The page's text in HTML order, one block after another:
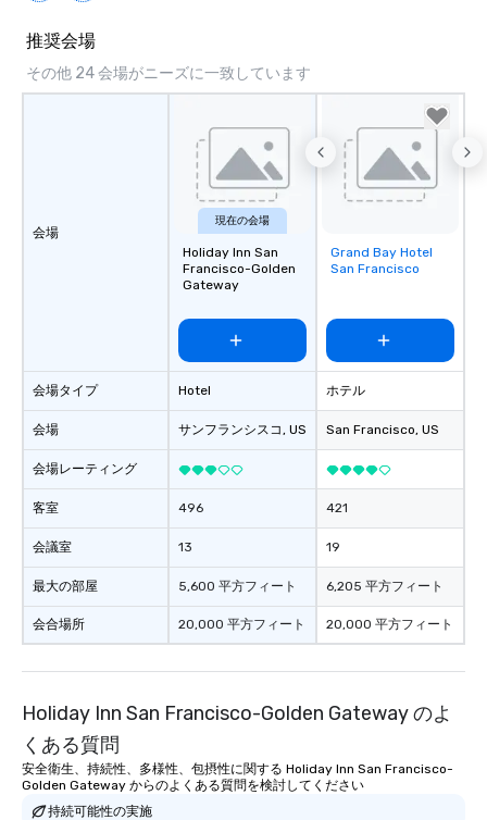
推奨会場
その他 24 会場がニーズに一致しています
会場
会場タイプ
会場
会場レーティング
客室
会議室
最大の部屋
会合場所
現在の会場
Holiday Inn San
Francisco-Golden
Gateway
Hotel
サンフランシスコ, US
496
13
5,600 平方フィート
20,000 平方フィート
Removed from
favorites
Grand Bay Hotel
San Francisco
ホテル
San Francisco, US
421
19
6,205 平方フィート
20,000 平方フィート
Holiday Inn San Francisco-Golden Gateway のよ
くある質問
安全衛生、持続性、多様性、包摂性に関する Holiday Inn San Francisco-
Golden Gateway からのよくある質問を検討してください
持続可能性の実施